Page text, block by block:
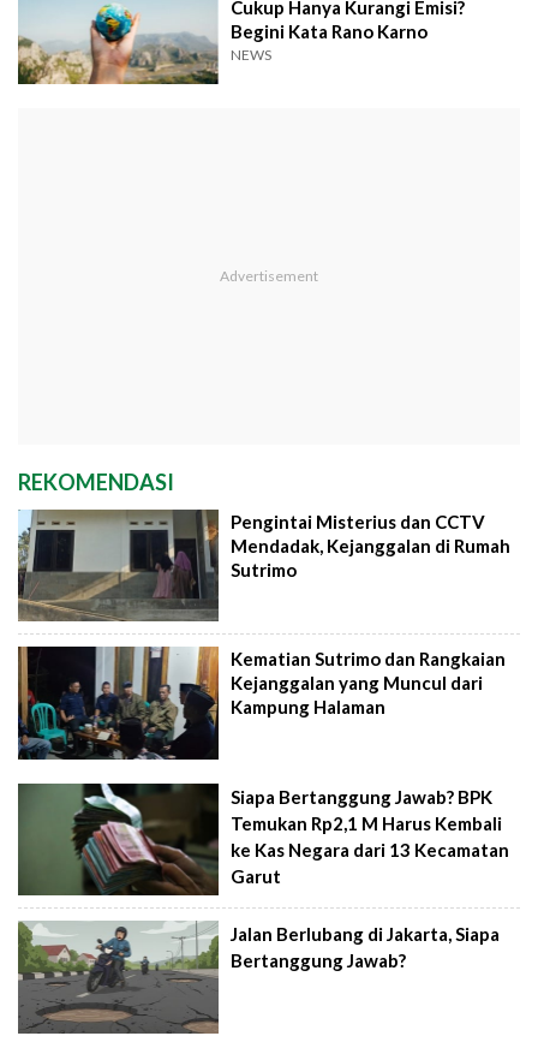
Cukup Hanya Kurangi Emisi?
Begini Kata Rano Karno
NEWS
REKOMENDASI
Pengintai Misterius dan CCTV
Mendadak, Kejanggalan di Rumah
Sutrimo
Kematian Sutrimo dan Rangkaian
Kejanggalan yang Muncul dari
Kampung Halaman
Siapa Bertanggung Jawab? BPK
Temukan Rp2,1 M Harus Kembali
ke Kas Negara dari 13 Kecamatan
Garut
Jalan Berlubang di Jakarta, Siapa
Bertanggung Jawab?